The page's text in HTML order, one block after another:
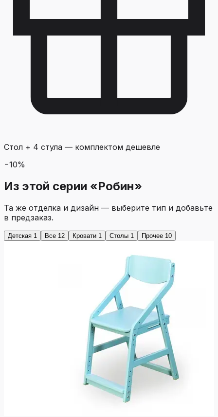
Стол + 4 стула — комплектом дешевле
−10%
Из этой серии «Робин»
Та же отделка и дизайн — выберите тип и добавьте
в предзаказ.
Детская 1 Все 12 Кровати 1 Столы 1 Прочее 10